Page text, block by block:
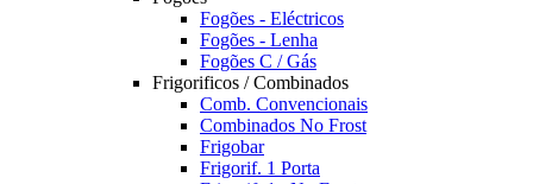
Fogões - Eléctricos
Fogões - Lenha
Fogões C / Gás
Frigorificos / Combinados
Comb. Convencionais
Combinados No Frost
Frigobar
Frigorif. 1 Porta